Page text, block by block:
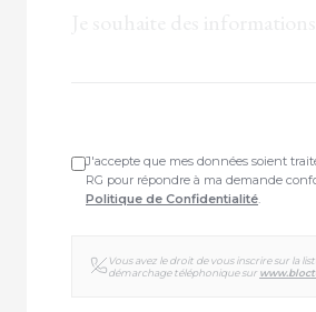
J'accepte que mes données soient
RG pour répondre à ma demande
Politique de Confidentialité.
Vous avez le droit de vous inscrire sur la
démarchage téléphonique sur